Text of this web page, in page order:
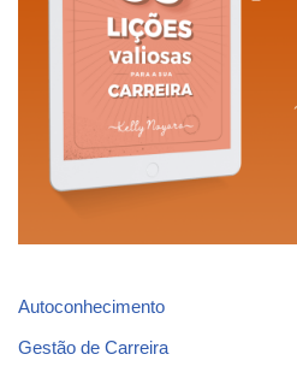
Autoconhecimento
Gestão de Carreira